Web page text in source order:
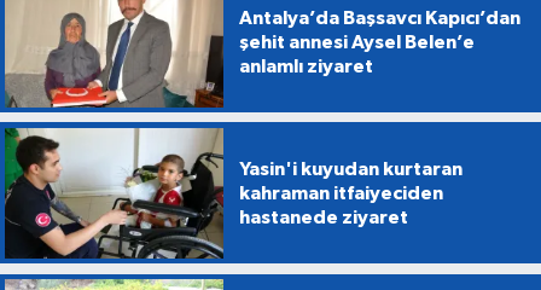
Antalya’da Başsavcı Kapıcı’dan
şehit annesi Aysel Belen’e
anlamlı ziyaret
Yasin'i kuyudan kurtaran
kahraman itfaiyeciden
hastanede ziyaret